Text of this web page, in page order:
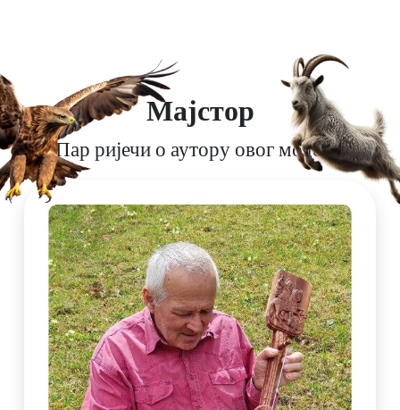
Мајстор
Пар ријечи о аутору овог модела.